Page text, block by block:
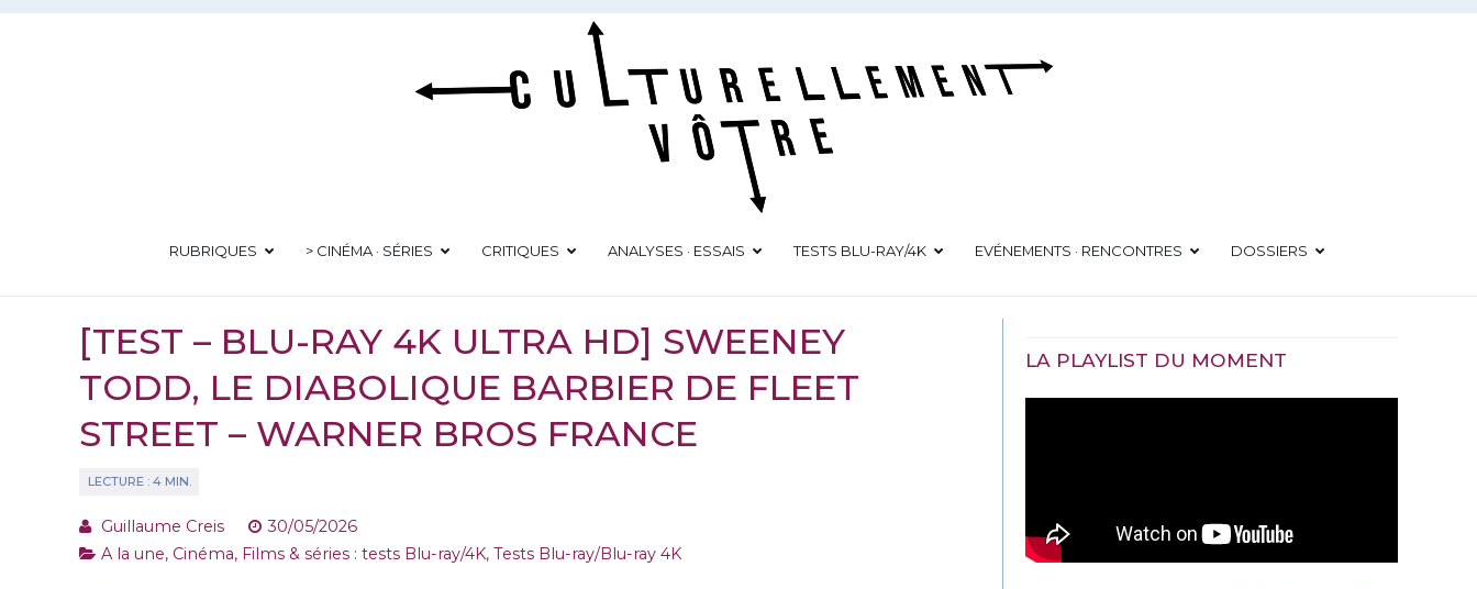
Aller
Culturellement Vôtre
RUBRIQUES > CINÉMA · SÉRIES CRITIQUES ANALYSES · ESSAIS TESTS BLU-RAY/4K EVÉNEMENTS · RENCONTRES DOSSIERS
[TEST – BLU-RAY 4K ULTRA HD] SWEENEY
TODD, LE DIABOLIQUE BARBIER DE FLEET
STREET – WARNER BROS FRANCE
Guillaume Creis
30/05/2026
A la une, Cinéma, Films & séries : tests Blu-ray/4K, Tests Blu-ray/Blu-ray 4K
LA PLAYLIST DU MOMENT